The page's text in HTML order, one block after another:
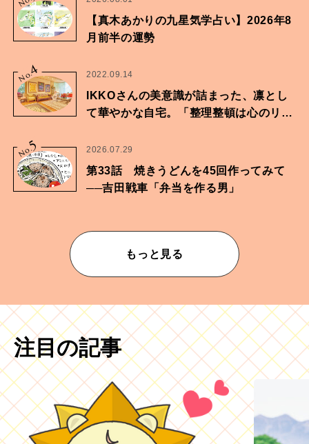
【真木あかりの九星気学占い】2026年8
月前半の運勢
No.
4 2022.09.14
IKKOさんの美意識が詰まった、凛とし
て華やかな自宅。「整理整頓は心のリズ
No.5 2026.07.29
第33話 焼きうどんを45回作ってみて
──吉田戦車「弁当を作る男」
もっと見る
注目の記事